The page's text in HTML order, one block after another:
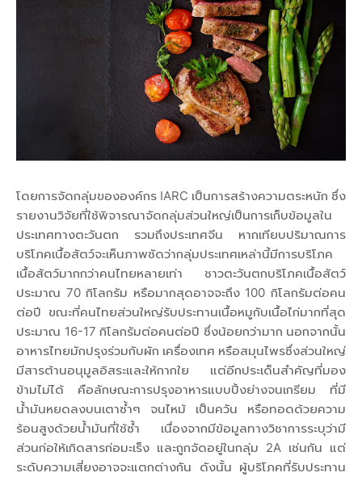
โดยการจัดกลุ่มขององค์กร IARC เป็นการสร้างความตระหนัก ซึ่ง
รายงานวิจัยที่ใช้พิจารณาจัดกลุ่มส่วนใหญ่เป็นการเก็บข้อมูลใน
ประเทศทางตะวันตก รวมถึงประเทศจีน หากเทียบปริมาณการ
บริโภคเนื้อสัตว์จะเห็นภาพชัดว่ากลุ่มประเทศเหล่านี้มีการบริโภค
เนื้อสัตว์มากกว่าคนไทยหลายเท่า ชาวตะวันตกบริโภคเนื้อสัตว์
ประมาณ 70 กิโลกรัม หรือมากสุดอาจจะถึง 100 กิโลกรัมต่อคน
ต่อปี ขณะที่คนไทยส่วนใหญ่รับประทานเนื้อหมูกับเนื้อไก่มากที่สุด
ประมาณ 16-17 กิโลกรัมต่อคนต่อปี ซึ่งน้อยกว่ามาก นอกจากนั้น
อาหารไทยมักปรุงร่วมกับผัก เครื่องเทศ หรือสมุนไพรซึ่งส่วนใหญ่
มีสารต้านอนุมูลอิสระและให้กากใย แต่อีกประเด็นสำคัญที่มอง
ข้ามไม่ได้ คือลักษณะการปรุงอาหารแบบปิ้งย่างจนเกรียม ที่มี
น้ำมันหยดลงบนเตาซ้ำๆ จนไหม้ เป็นควัน หรือทอดด้วยความ
ร้อนสูงด้วยน้ำมันที่ใช้ซ้ำ เนื่องจากมีข้อมูลทางวิชาการระบุว่ามี
ส่วนก่อให้เกิดสารก่อมะเร็ง และถูกจัดอยู่ในกลุ่ม 2A เช่นกัน แต่
ระดับความเสี่ยงอาจจะแตกต่างกัน ดังนั้น ผู้บริโภคที่รับประทาน